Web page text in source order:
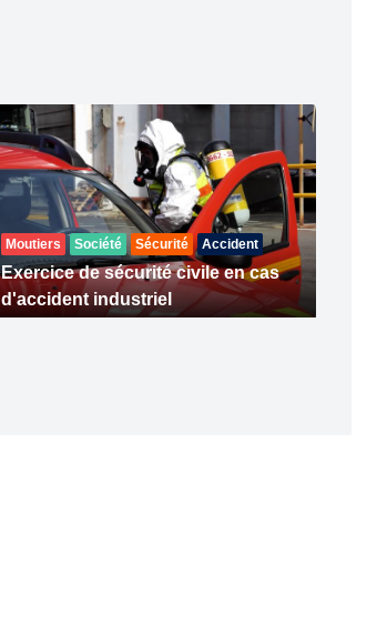
Moutiers Société Sécurité Accident
Exercice de sécurité civile en cas
d'accident industriel